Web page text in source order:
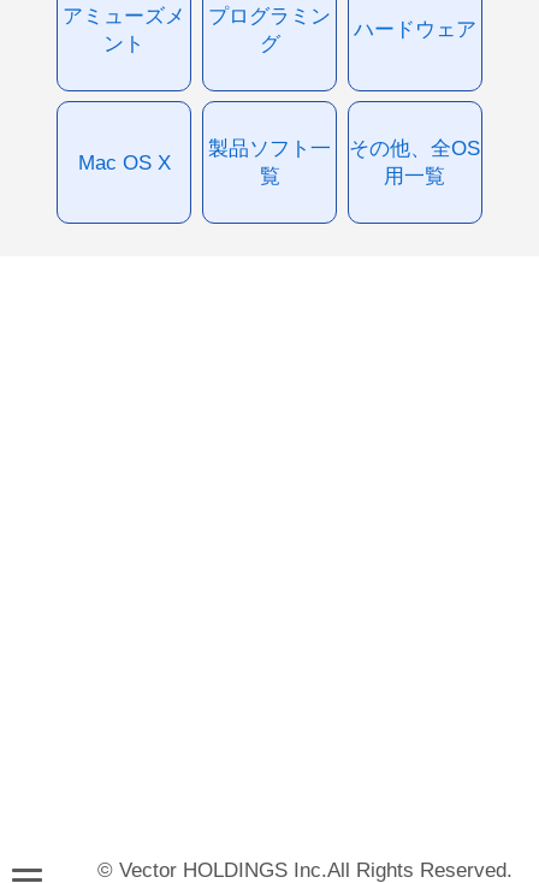
アミューズメ
ント
プログラミン
グ
ハードウェア
Mac OS X
製品ソフト一
覧
その他、全OS
用一覧
© Vector HOLDINGS Inc.All Rights Reserved.